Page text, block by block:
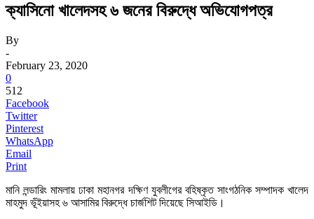
ক্যাসিনো খালেদসহ ৬ জনের বিরুদ্ধে অভিযোগপত্র
By
-
February 23, 2020
0
512
Facebook
Twitter
Pinterest
WhatsApp
Email
Print
মানি লন্ডারিং মামলায় ঢাকা মহানগর দক্ষিণ যুবলীগের বহিষ্কৃত সাংগঠনিক সম্পাদক খালেদ
মাহমুদ ভূঁইয়াসহ ৬ আসামির বিরুদ্ধে চার্জশিট দিয়েছে সিআইডি।